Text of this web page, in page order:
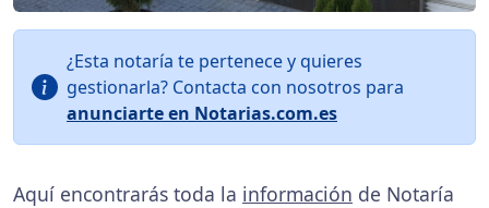
¿Esta notaría te pertenece y quieres
gestionarla? Contacta con nosotros para
anunciarte en Notarias.com.es
Aquí encontrarás toda la información de Notaría